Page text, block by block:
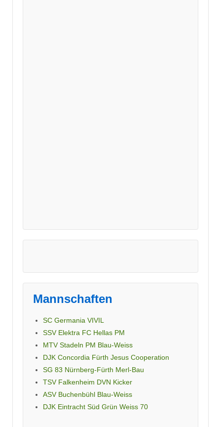
Mannschaften
SC Germania VIVIL
SSV Elektra FC Hellas PM
MTV Stadeln PM Blau-Weiss
DJK Concordia Fürth Jesus Cooperation
SG 83 Nürnberg-Fürth Merl-Bau
TSV Falkenheim DVN Kicker
ASV Buchenbühl Blau-Weiss
DJK Eintracht Süd Grün Weiss 70